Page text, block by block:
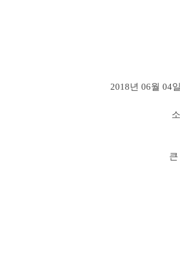
2018년 06월 04